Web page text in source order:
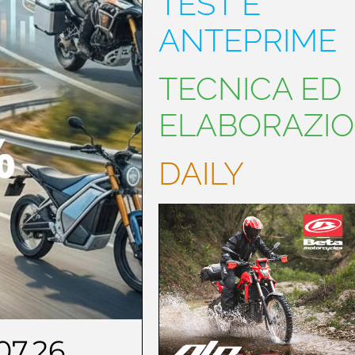
ANTEPRIME
TECNICA ED
DAILY